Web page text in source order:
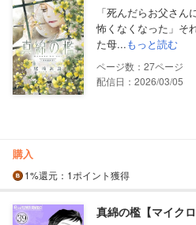
「死んだらお父さ
怖くなくなった」そ
た母...もっと読む
27
配信日：2026/03/05
購入
1%還元 ：1ポイント獲得
真綿の檻【マイク